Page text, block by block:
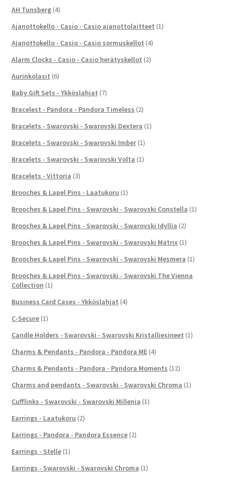
AH Tunsberg (4)
Ajanottokello - Casio - Casio ajanottolaitteet (1)
Ajanottokello - Casio - Casio sormuskellot (4)
Alarm Clocks - Casio - Casio herätyskellot (2)
Aurinkolasit (6)
Baby Gift Sets - Ykköslahjat (7)
Bracelest - Pandora - Pandora Timeless (2)
Bracelets - Swarovski - Swarovski Dextera (1)
Bracelets - Swarovski - Swarovski Imber (1)
Bracelets - Swarovski - Swarovski Volta (1)
Bracelets - Vittoria (3)
Brooches & Lapel Pins - Laatukoru (1)
Brooches & Lapel Pins - Swarovski - Swarovski Constella (1)
Brooches & Lapel Pins - Swarovski - Swarovski Idyllia (2)
Brooches & Lapel Pins - Swarovski - Swarovski Matrix (1)
Brooches & Lapel Pins - Swarovski - Swarovski Mesmera (1)
Brooches & Lapel Pins - Swarovski - Swarovski The Vienna
Collection (1)
Business Card Cases - Ykköslahjat (4)
C-Secure (1)
Candle Holders - Swarovski - Swarovski Kristalliesineet (1)
Charms & Pendants - Pandora - Pandora ME (4)
Charms & Pendants - Pandora - Pandora Moments (12)
Charms and pendants - Swarovski - Swarovski Chroma (1)
Cufflinks - Swarovski - Swarovski Millenia (1)
Earrings - Laatukoru (2)
Earrings - Pandora - Pandora Essence (2)
Earrings - Stelle (1)
Earrings - Swarovski - Swarovski Chroma (1)